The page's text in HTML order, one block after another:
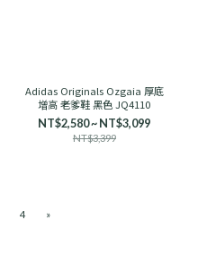
Adidas Originals Ozgaia 厚底
增高 老爹鞋 黑色 JQ4110
NT$2,580 ~ NT$3,099
NT$3,399
4 »